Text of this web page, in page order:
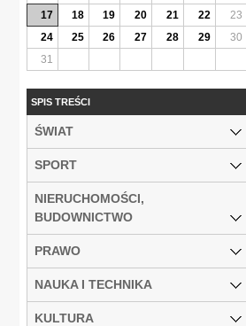
17
18 19 20 21 22
23
24
25 26 27 28 29
30
31
SPIS TREŚCI
ŚWIAT
SPORT
NIERUCHOMOŚCI,
BUDOWNICTWO
PRAWO
NAUKA I TECHNIKA
KULTURA